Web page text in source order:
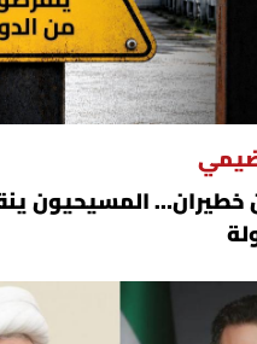
خطيران… المسيحيون